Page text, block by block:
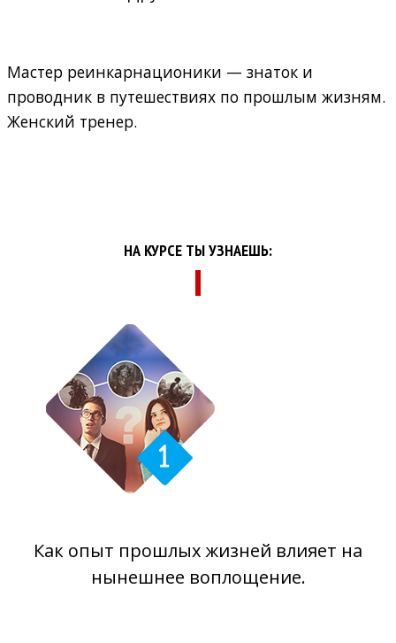
Мастер реинкарнационики — знаток и
проводник в путешествиях по прошлым жизням.
Женский тренер.
НА КУРСЕ ТЫ УЗНАЕШЬ:
Как опыт прошлых жизней влияет на
нынешнее воплощение.